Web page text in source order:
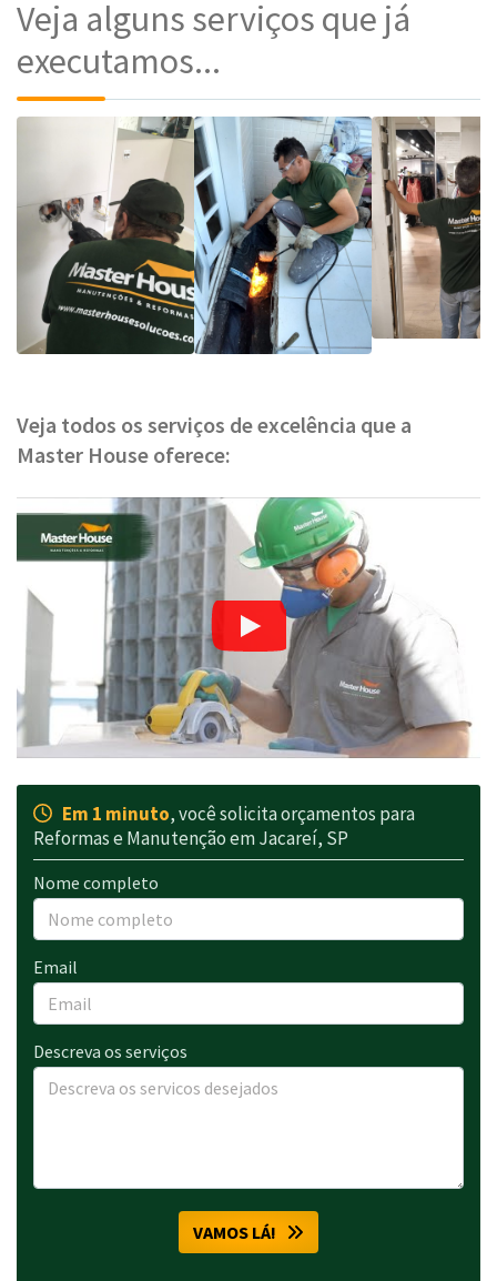
Veja alguns serviços que já
executamos...
Veja todos os serviços de excelência que a
Master House oferece:
Em 1 minuto, você solicita orçamentos para
Reformas e Manutenção em Jacareí, SP
Nome completo
Email
Descreva os serviços
VAMOS LÁ!